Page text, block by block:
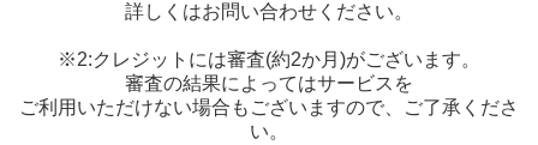
詳しくはお問い合わせください。
※2:クレジットには審査(約2か月)がございます。
審査の結果によってはサービスを
ご利用いただけない場合もございますので、ご了承くださ
い。